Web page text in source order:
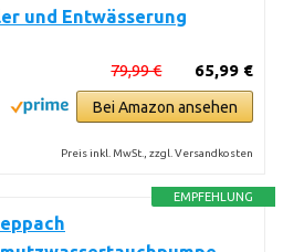
und Entwässerung
65,99 €
79,99 €
Bei Amazon ansehen
Preis inkl. MwSt., zzgl. Versandkosten
EMPFEHLUNG